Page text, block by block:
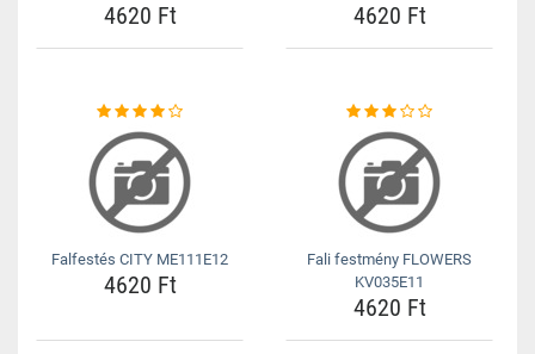
4620 Ft 4620 Ft
Falfestés CITY ME111E12
4620 Ft
Fali festmény FLOWERS
KV035E11
4620 Ft